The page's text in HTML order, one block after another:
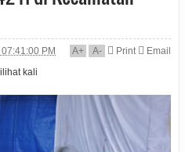
PM A+ A- Print
Email
kali